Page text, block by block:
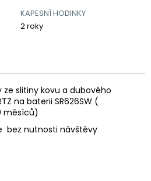
KAPESNÍ HODINKY
2 roky
ze slitiny kovu a dubového
na baterii SR626SW (
měsíců)
bez nutnosti návštěvy